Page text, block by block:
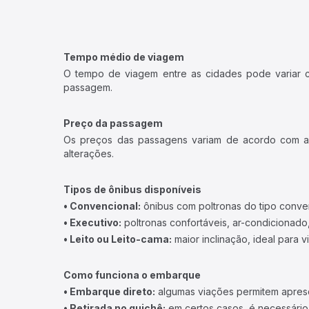
Tempo médio de viagem
O tempo de viagem entre as cidades pode variar
passagem.
Preço da passagem
Os preços das passagens variam de acordo com
alterações.
Tipos de ônibus disponíveis
• Convencional: ônibus com poltronas do tipo
• Executivo: poltronas confortáveis, ar-
• Leito ou Leito-cama: maior inclinação, ideal para
Como funciona o embarque
• Embarque direto: algumas viações permitem